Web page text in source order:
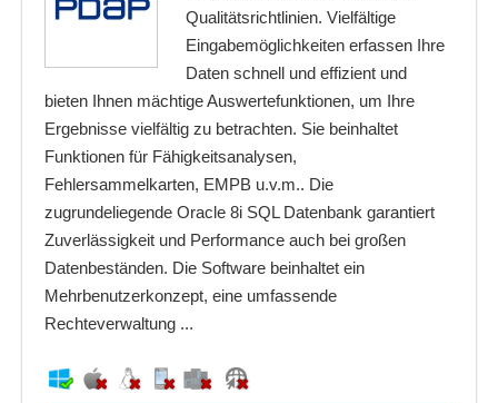
Qualitätsrichtlinien. Vielfältige
Eingabemöglichkeiten erfassen Ihre
Daten schnell und effizient und
bieten Ihnen mächtige Auswertefunktionen, um Ihre
Ergebnisse vielfältig zu betrachten. Sie beinhaltet
Funktionen für Fähigkeitsanalysen,
Fehlersammelkarten, EMPB u.v.m.. Die
zugrundeliegende Oracle 8i SQL Datenbank garantiert
Zuverlässigkeit und Performance auch bei großen
Datenbeständen. Die Software beinhaltet ein
Mehrbenutzerkonzept, eine umfassende
Rechteverwaltung ...